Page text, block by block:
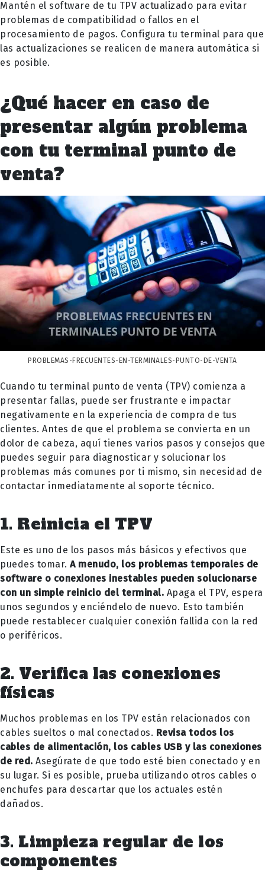
Mantén el software de tu TPV actualizado para evitar
problemas de compatibilidad o fallos en el
procesamiento de pagos. Configura tu terminal para que
las actualizaciones se realicen de manera automática si
es posible.
¿Qué hacer en caso de
presentar algún problema
con tu terminal punto de
venta?
PROBLEMAS-FRECUENTES-EN-TERMINALES-PUNTO-DE-VENTA
Cuando tu terminal punto de venta (TPV) comienza a
presentar fallas, puede ser frustrante e impactar
negativamente en la experiencia de compra de tus
clientes. Antes de que el problema se convierta en un
dolor de cabeza, aquí tienes varios pasos y consejos que
puedes seguir para diagnosticar y solucionar los
problemas más comunes por ti mismo, sin necesidad de
contactar inmediatamente al soporte técnico.
1. Reinicia el TPV
Este es uno de los pasos más básicos y efectivos que
puedes tomar. A menudo, los problemas temporales de
software o conexiones inestables pueden solucionarse
con un simple reinicio del terminal. Apaga el TPV, espera
unos segundos y enciéndelo de nuevo. Esto también
puede restablecer cualquier conexión fallida con la red
o periféricos.
2. Verifica las conexiones
físicas
Muchos problemas en los TPV están relacionados con
cables sueltos o mal conectados. Revisa todos los
cables de alimentación, los cables USB y las conexiones
de red. Asegúrate de que todo esté bien conectado y en
su lugar. Si es posible, prueba utilizando otros cables o
enchufes para descartar que los actuales estén
dañados.
3. Limpieza regular de los
componentes